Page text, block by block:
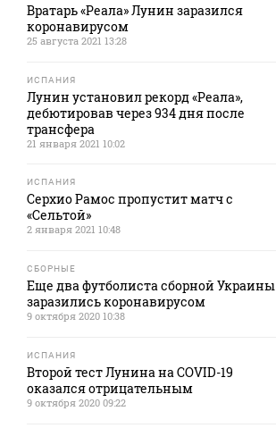
Вратарь «Реала» Лунин заразился
коронавирусом
25 августа 2021 13:28
ИСПАНИЯ
Лунин установил рекорд «Реала»,
дебютировав через 934 дня после
трансфера
21 января 2021 10:02
ИСПАНИЯ
Серхио Рамос пропустит матч с
«Сельтой»
2 января 2021 10:48
СБОРНЫЕ
Еще два футболиста сборной Украины
заразились коронавирусом
9 октября 2020 10:38
ИСПАНИЯ
Второй тест Лунина на COVID-19
оказался отрицательным
9 октября 2020 09:22